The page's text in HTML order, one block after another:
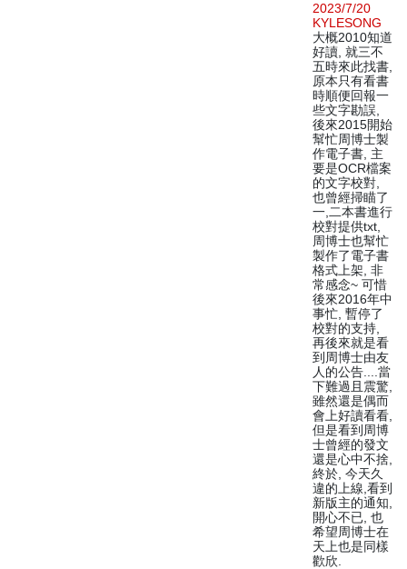
2023/7/20
KYLESONG
大概2010知道
好讀, 就三不
五時來此找書,
原本只有看書
時順便回報一
些文字勘誤,
後來2015開始
幫忙周博士製
作電子書, 主
要是OCR檔案
的文字校對,
也曾經掃瞄了
一,二本書進行
校對提供txt,
周博士也幫忙
製作了電子書
格式上架, 非
常感念~ 可惜
後來2016年中
事忙, 暫停了
校對的支持,
再後來就是看
到周博士由友
人的公告....當
下難過且震驚,
雖然還是偶而
會上好讀看看,
但是看到周博
士曾經的發文
還是心中不捨,
終於, 今天久
違的上線,看到
新版主的通知,
開心不已, 也
希望周博士在
天上也是同樣
歡欣.